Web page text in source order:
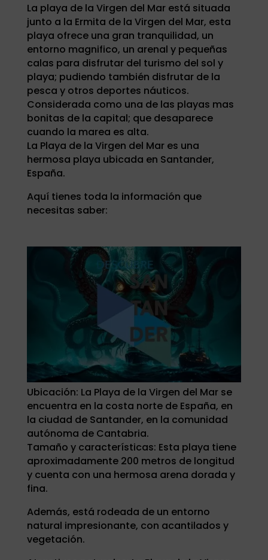
La playa de la Virgen del Mar está situada
junto a la Ermita de la Virgen del Mar, esta
playa ofrece una gran tranquilidad, un
entorno magnifico, un arenal y pequeñas
calas para disfrutar del turismo del sol y
playa; pudiendo también disfrutar de la
pesca y otros deportes náuticos.
Considerada como una de las playas mas
bonitas de la capital; que desaparece
cuando la marea es alta.
La Playa de la Virgen del Mar es una
hermosa playa ubicada en Santander,
España.
Aquí tienes toda la información que
necesitas saber:
Ubicación: La Playa de la Virgen del Mar se
encuentra en la costa norte de España, en
la ciudad de Santander, en la comunidad
autónoma de Cantabria.
Tamaño y características: Esta playa tiene
aproximadamente 200 metros de longitud
y cuenta con una hermosa arena dorada y
fina.
Además, está rodeada de un entorno
natural impresionante, con acantilados y
vegetación.